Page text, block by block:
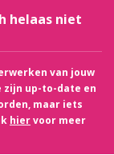
helaas niet
van jouw
zijn up-to-date en
maar iets
hiervoor meer